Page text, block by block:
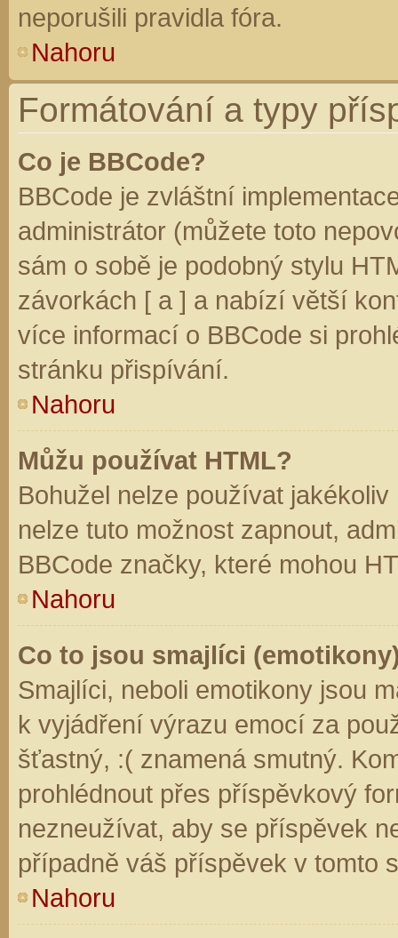
neporušili pravidla fóra.
Nahoru
Formátování a typy
Co je BBCode?
BBCode je zvláštní
administrátor (můžete toto
sám o sobě je podobný stylu
závorkách [ a ] a nabízí větší
více informací o BBCode si
stránku přispívání.
Nahoru
Můžu používat HTML?
Bohužel nelze používat
nelze tuto možnost zapnout,
BBCode značky, které mohou
Nahoru
Co to jsou smajlíci
Smajlíci, neboli emotikony jsou
k vyjádření výrazu emocí za
šťastný, :( znamená smutný.
prohlédnout přes příspěvkový
nezneužívat, aby se příspěvek
případně váš příspěvek v tomto
Nahoru